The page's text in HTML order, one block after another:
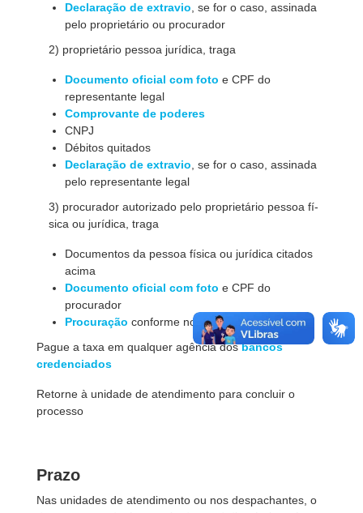
Declaração de extravio , se for o caso, assinada
pelo proprietário ou procurador
2) proprietário pessoa jurí­dica, traga
Documento oficial com foto e CPF do
representante legal
Comprovante de poderes
CNPJ
Débitos quitados
Declaração de extravio , se for o caso, assinada
pelo representante legal
3) procurador autorizado pelo proprietário pessoa fí­
sica ou jurí­dica, traga
Documentos da pessoa fí­sica ou jurídica citados
acima
Documento oficial com foto e CPF do
procurador
Procuração conforme normas do Detran/PR
Pague a taxa em qualquer agência dosbancos
credenciados
Retorne à unidade de atendimento para concluir o
processo
Prazo
Nas unidades de atendimento ou nos despachantes, o